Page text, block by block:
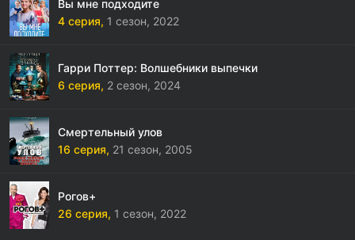
Вы мне подходите
4 серия, 1 сезон, 2022
Гарри Поттер: Волшебники выпечки
6 серия, 2 сезон, 2024
Смертельный улов
16 серия, 21 сезон, 2005
Рогов+
26 серия, 1 сезон, 2022